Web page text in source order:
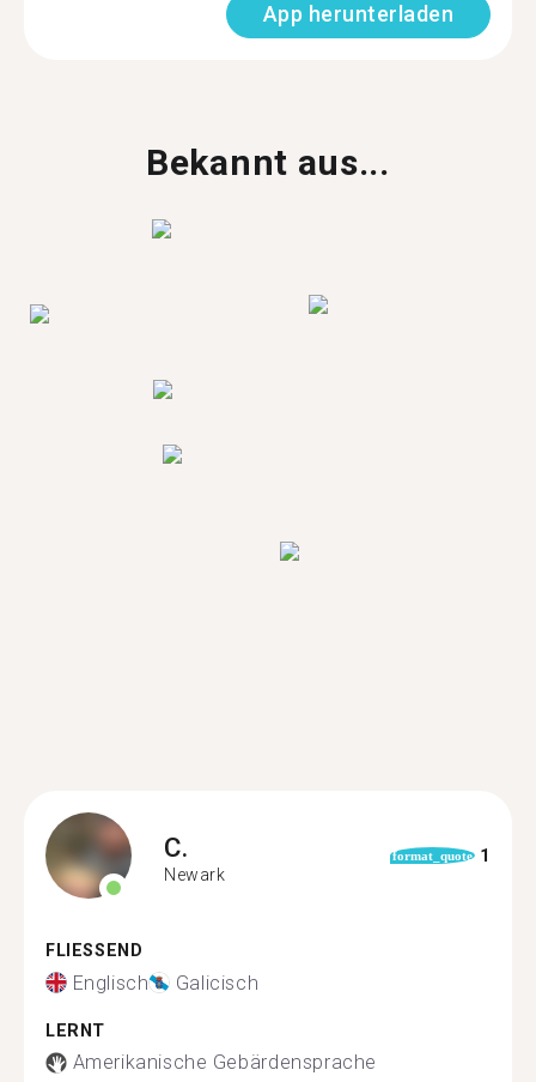
App herunterladen
Bekannt aus...
C.
Newark
format_quote 1
FLIESSEND
Englisch Galicisch
LERNT
Amerikanische Gebärdensprache